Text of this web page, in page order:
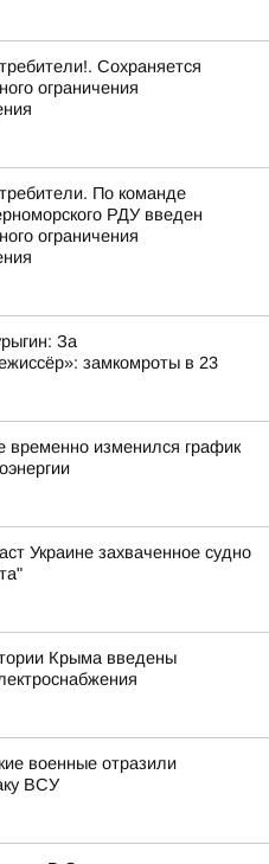
Сохраняется
ограничения
По команде
РДУ введен
ограничения
За
замкомроты в 23
временно изменился график
Украине захваченное судно
Крыма введены
военные отразили
ВСУ